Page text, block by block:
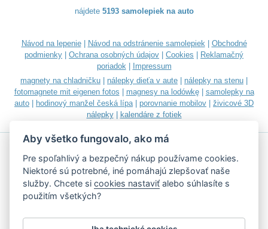
nájdete 5193 samolepiek na auto
Návod na lepenie| Návod na odstránenie samolepiek| Obchodné
podmienky
Ochrana osobných údajov Cookies
Reklamačný
poriadok|
Impressum
magnety na chladničku
nálepky dieťa v aute nálepky na stenu
fotomagnete mit eigenen fotos
magnesy na lodówkę| samolepky na
auto
hodinový manžel česká lípa| porovnanie mobilov
živicové 3D
nálepky| kalendáre z fotiek
Akceptujeme všetky bežné platobné karty
Aby všetko fungovalo, ako má
Pre spoľahlivý a bezpečný nákup používame cookies.
Niektoré sú potrebné, iné pomáhajú zlepšovať naše
služby. Chcete sicookies nastaviť alebo súhlasíte s
použitím všetkých?